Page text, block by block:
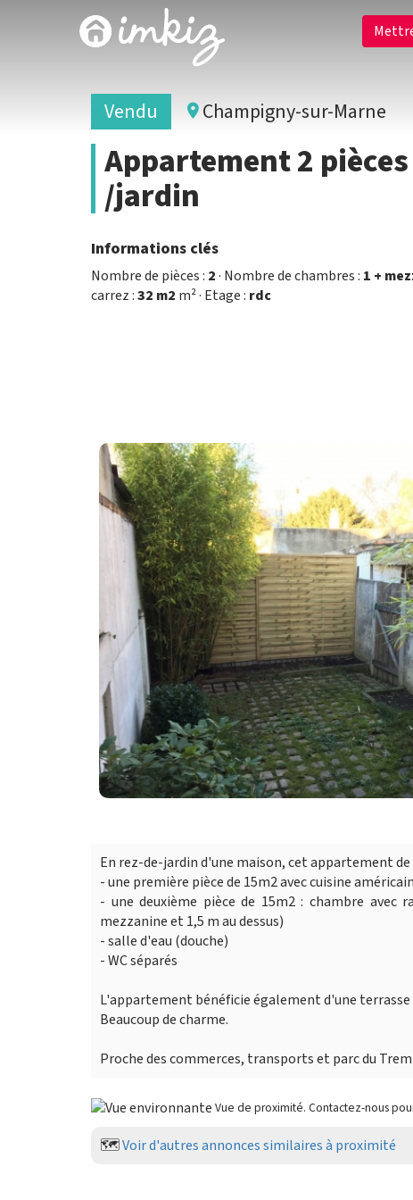
Vendu Champigny-sur-Marne
Appartement 2
/jardin
Informations clés
Nombre de pièces : 2· Nombre de chambres : 1 +
carrez :32 m2 m² · Etage : rdc
En rez-de-jardin d'une maison, cet appartement
- une première pièce de 15m2 avec cuisine
- une deuxième pièce de 15m2 : chambre avec
mezzanine et 1,5 m au dessus)
- salle d'eau (douche)
- WC séparés
L'appartement bénéficie également d'une terrasse
Beaucoup de charme.
Proche des commerces, transports et parc du
Vue de proximité. Contactez-nous
🗺️Voir d'autres annonces similaires à proximité